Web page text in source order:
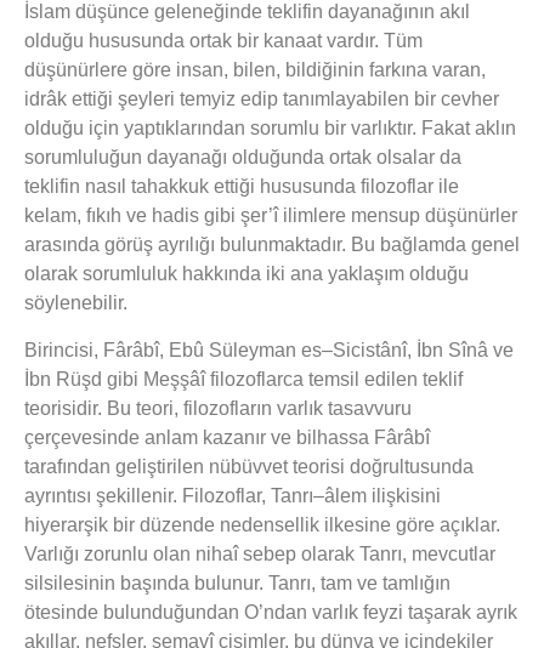
İslam düşünce geleneğinde teklifin dayanağının akıl
olduğu hususunda ortak bir kanaat vardır. Tüm
düşünürlere göre insan, bilen, bildiğinin farkına varan,
idrâk ettiği şeyleri temyiz edip tanımlayabilen bir cevher
olduğu için yaptıklarından sorumlu bir varlıktır. Fakat aklın
sorumluluğun dayanağı olduğunda ortak olsalar da
teklifin nasıl tahakkuk ettiği hususunda filozoflar ile
kelam, fıkıh ve hadis gibi şer’î ilimlere mensup düşünürler
arasında görüş ayrılığı bulunmaktadır. Bu bağlamda genel
olarak sorumluluk hakkında iki ana yaklaşım olduğu
söylenebilir.
Birincisi, Fârâbî, Ebû Süleyman es–Sicistânî, İbn Sînâ ve
İbn Rüşd gibi Meşşâî filozoflarca temsil edilen teklif
teorisidir. Bu teori, filozofların varlık tasavvuru
çerçevesinde anlam kazanır ve bilhassa Fârâbî
tarafından geliştirilen nübüvvet teorisi doğrultusunda
ayrıntısı şekillenir. Filozoflar, Tanrı–âlem ilişkisini
hiyerarşik bir düzende nedensellik ilkesine göre açıklar.
Varlığı zorunlu olan nihaî sebep olarak Tanrı, mevcutlar
silsilesinin başında bulunur. Tanrı, tam ve tamlığın
ötesinde bulunduğundan O’ndan varlık feyzi taşarak ayrık
akıllar, nefsler, semavî cisimler, bu dünya ve içindekiler